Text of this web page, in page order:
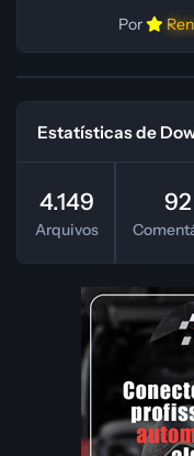
Por
Estatísticas de
4.149
Arquivos
92